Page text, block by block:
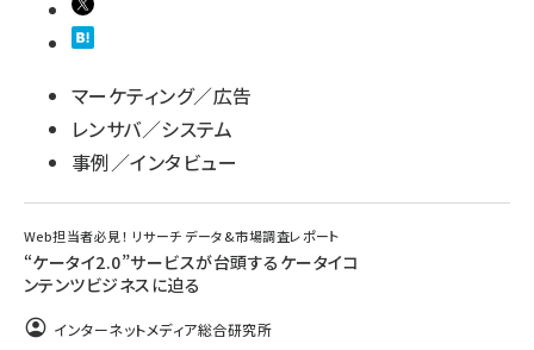
マーケティング／広告
レンサバ／システム
事例／インタビュー
Web担当者必見！ リサーチ データ&市場調査レポート
“ケータイ2.0”サービスが台頭するケータイコ
ンテンツビジネスに迫る
インターネットメディア総合研究所